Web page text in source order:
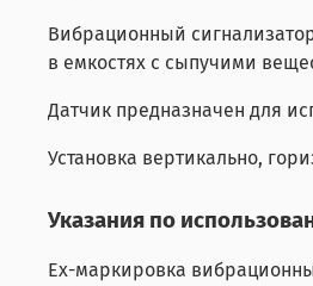
Вибрационный
в емкостях с сыпучими
Датчик предназначен для
Установка вертикально,
Указания по
Ех-маркировка